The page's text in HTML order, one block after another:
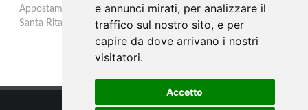
e annunci mirati, per analizzare il
traffico sul nostro sito, e per
capire da dove arrivano i nostri
visitatori.
Accetto
Appostamento al crepuscolo nel massimo silenzio. Ritrovo Chiesa
Santa Rita al Brasimone, prenotazione obbligatoria.